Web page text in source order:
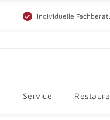
Individuelle
Service